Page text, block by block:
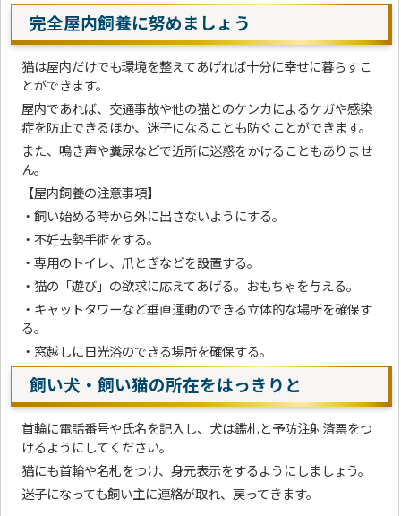
完全屋内飼養に努めましょう
猫は屋内だけでも環境を整えてあげれば十分に幸せに暮らすこ
とができます。
屋内であれば、交通事故や他の猫とのケンカによるケガや感染
症を防止できるほか、迷子になることも防ぐことができます。
また、鳴き声や糞尿などで近所に迷惑をかけることもありませ
ん。
【屋内飼養の注意事項】
・飼い始める時から外に出さないようにする。
・不妊去勢手術をする。
・専用のトイレ、爪とぎなどを設置する。
・猫の「遊び」の欲求に応えてあげる。おもちゃを与える。
・キャットタワーなど垂直運動のできる立体的な場所を確保す
る。
・窓越しに日光浴のできる場所を確保する。
飼い犬・飼い猫の所在をはっきりと
首輪に電話番号や氏名を記入し、犬は鑑札と予防注射済票をつ
けるようにしてください。
猫にも首輪や名札をつけ、身元表示をするようにしましょう。
迷子になっても飼い主に連絡が取れ、戻ってきます。